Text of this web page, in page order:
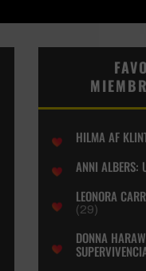
HILMA AF
ANNI ALBERS:
LEONORA
(29)
DONNA